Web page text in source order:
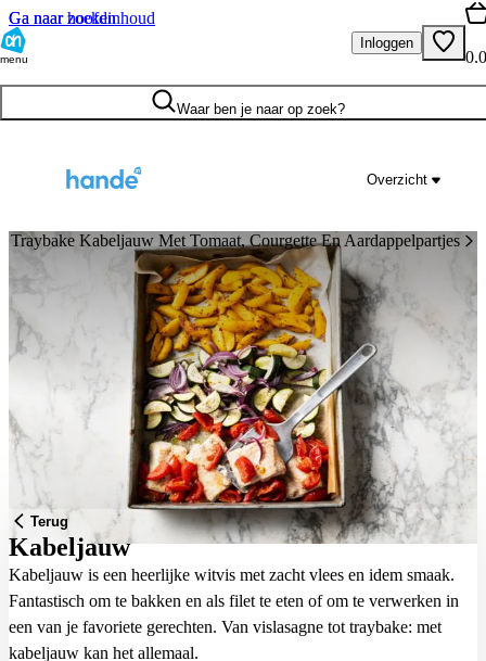
Ga naar hoofdinhoud
Ga naar zoeken
menu
Inloggen
Waar ben je naar op zoek?
Overzicht
Traybake Kabeljauw Met Tomaat, Courgette En Aardappelpartjes
Terug
Kabeljauw
Kabeljauw is een heerlijke witvis met zacht vlees en idem smaak.
Fantastisch om te bakken en als filet te eten of om te verwerken in
een van je favoriete gerechten. Van vislasagne tot traybake: met
kabeljauw kan het allemaal.